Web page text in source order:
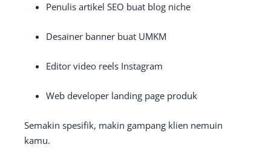
Penulis artikel SEO buat blog niche
Desainer banner buat UMKM
Editor video reels Instagram
Web developer landing page produk
Semakin spesifik, makin gampang klien nemuin
kamu.